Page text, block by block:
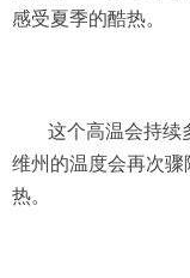
感受夏季的酷热。
这个高温会持续
维州的温度会再次
热。